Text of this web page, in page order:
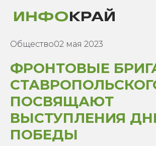
Общество02 мая 2023
ФРОНТОВЫЕ
ПОСВЯЩАЮТ
ВЫСТУПЛЕНИЯ
ПОБЕДЫ